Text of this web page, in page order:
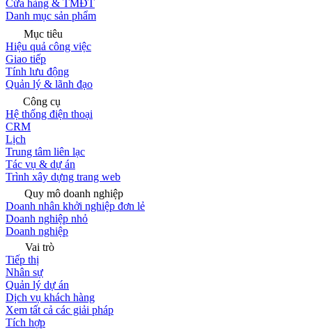
Cửa hàng & TMĐT
Danh mục sản phẩm
Mục tiêu
Hiệu quả công việc
Giao tiếp
Tính lưu động
Quản lý & lãnh đạo
Công cụ
Hệ thống điện thoại
CRM
Lịch
Trung tâm liên lạc
Tác vụ & dự án
Trình xây dựng trang web
Quy mô doanh nghiệp
Doanh nhân khởi nghiệp đơn lẻ
Doanh nghiệp nhỏ
Doanh nghiệp
Vai trò
Tiếp thị
Nhân sự
Quản lý dự án
Dịch vụ khách hàng
Xem tất cả các giải pháp
Tích hợp